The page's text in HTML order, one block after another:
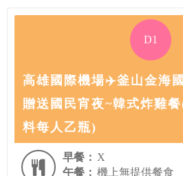
D1
高雄國際機場✈️釜山金海
贈送國民宵夜~韓式炸雞
料每人乙瓶)
早餐： X
午餐： 機上無提供餐食